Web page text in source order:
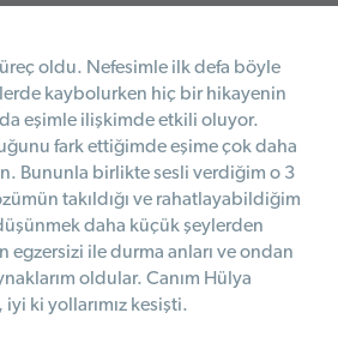
oldu. Nefesimle ilk defa böyle
kaybolurken hiç bir hikayenin
eşimle ilişkimde etkili oluyor.
fark ettiğimde eşime çok daha
Bununla birlikte sesli verdiğim o 3
takıldığı ve rahatlayabildiğim
daha küçük şeylerden
egzersizi ile durma anları ve ondan
oldular. Canım Hülya
ki yollarımız kesişti.